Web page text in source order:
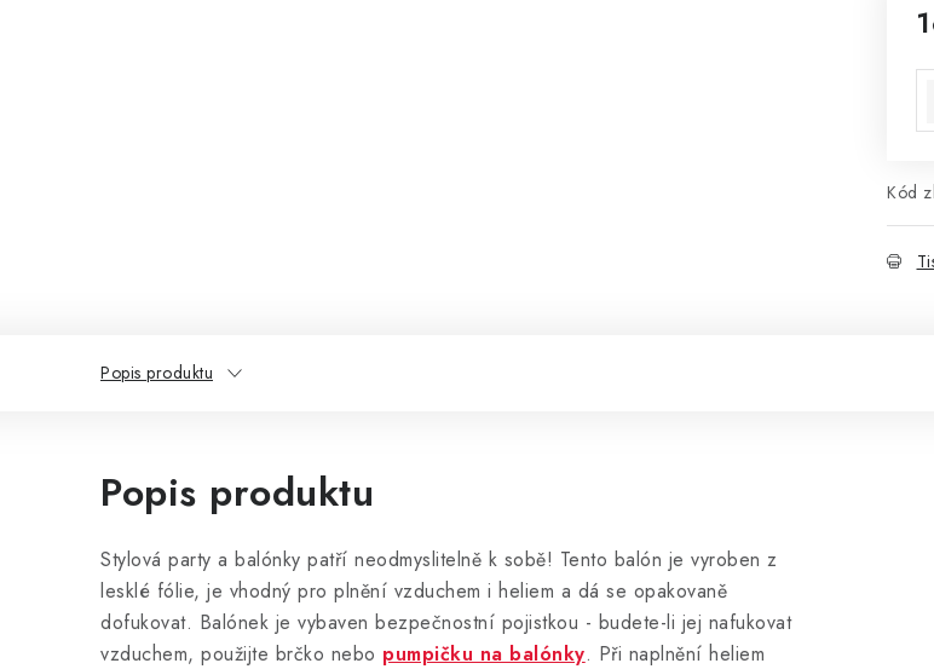
Kód
Popis produktu
Popis produktu
Stylová party a balónky patří neodmyslitelně k sobě! Tento balón je vyroben z
lesklé fólie, je vhodný pro plnění vzduchem i heliem a dá se opakovaně
dofukovat. Balónek je vybaven bezpečnostní pojistkou - budete-li jej nafukovat
vzduchem, použijte brčko nebo pumpičku na balónky. Při naplnění heliem